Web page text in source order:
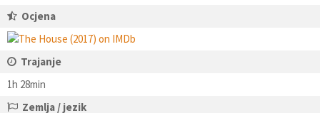
Ocjena
Trajanje
1h 28min
Zemlja / jezik